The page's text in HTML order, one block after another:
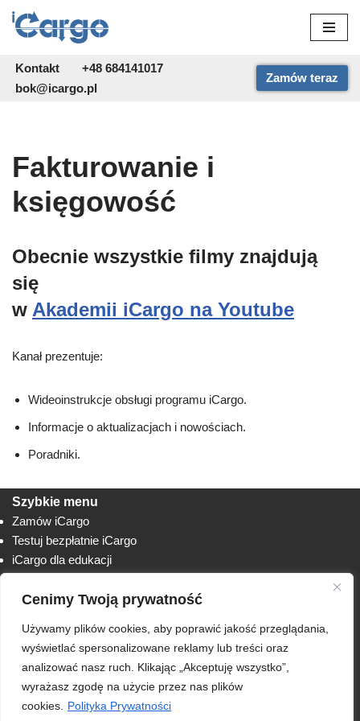
Cenimy Twoją prywatność
Używamy plików cookies, aby poprawić jakość przeglądania,
wyświetlać spersonalizowane reklamy lub treści oraz
analizować nasz ruch. Klikając „Akceptuję wszystko”,
wyrażasz zgodę na użycie przez nas plików
cookies.
Polityka Prywatności
do
treści
Kontakt
+48 684141017
bok@icargo.pl
Zamów teraz
Fakturowanie i
księgowość
Obecnie wszystkie filmy znajdują
się
w Akademii iCargo na Youtube
Kanał prezentuje:
Wideoinstrukcje obsługi programu iCargo.
Informacje o aktualizacjach i nowościach.
Poradniki.
Szybkie menu
Zamów iCargo
Testuj bezpłatnie iCargo
iCargo dla edukacji
Lista zmian
Techniczne AnyDesk
Polityka prywatności
Regulamin usługi iCargo